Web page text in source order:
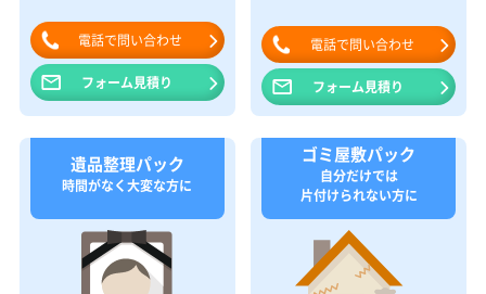
電話で問い合わせ
フォーム見積り
電話で問い合わせ
フォーム見積り
遺品整理パック
時間がなく大変な方に
ゴミ屋敷パック
自分だけでは
片付けられない方に